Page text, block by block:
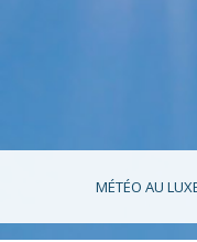
MÉTÉO AU